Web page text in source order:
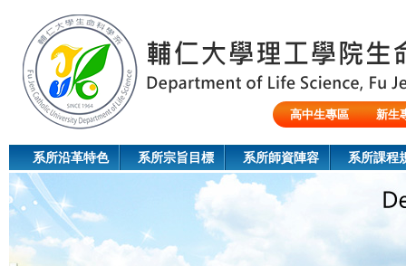
高中生專區
新生
系所沿革特色 系所宗旨目標 系所師資陣容 系所課程